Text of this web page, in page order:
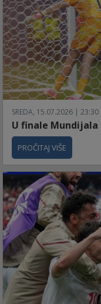
SREDA, 15.07.2026 | 23:30
U finale Mundijala
PROČITAJ VIŠE